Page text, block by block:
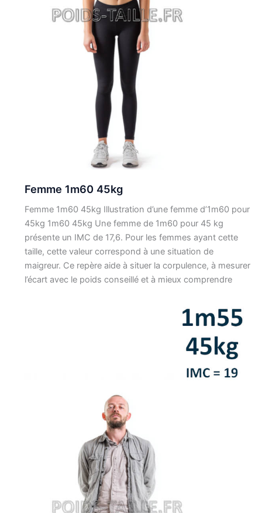
Femme 1m60 45kg
Femme 1m60 45kg Illustration d’une femme d’1m60 pour
45kg 1m60 45kg Une femme de 1m60 pour 45 kg
présente un IMC de 17,6. Pour les femmes ayant cette
taille, cette valeur correspond à une situation de
maigreur. Ce repère aide à situer la corpulence, à mesurer
l’écart avec le poids conseillé et à mieux comprendre